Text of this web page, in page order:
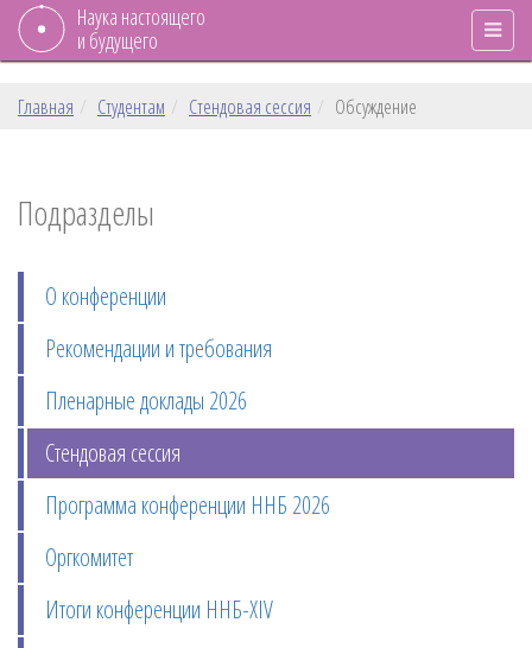
Наука настоящего
и будущего
Главная Студентам Стендовая сессия Обсуждение
Подразделы
О конференции
Рекомендации и требования
Пленарные доклады 2026
Стендовая сессия
Программа конференции ННБ 2026
Оргкомитет
Итоги конференции ННБ-XIV